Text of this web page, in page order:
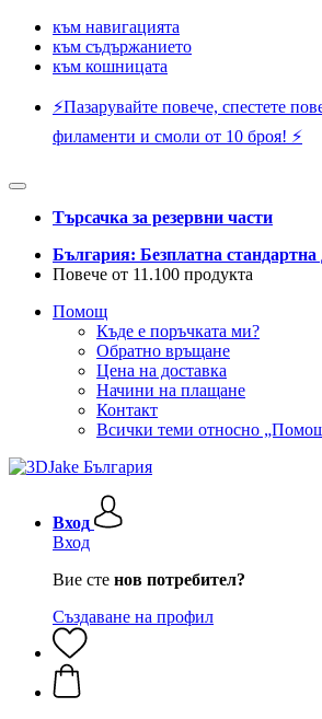
към навигацията
към съдържанието
към кошницата
⚡️Пазарувайте повече, спестете
филаменти и смоли от 10 броя! ⚡️
Търсачка за резервни части
България: Безплатна стандартна
Повече от 11.100 продукта
Помощ
Къде е поръчката ми?
Обратно връщане
Цена на доставка
Начини на плащане
Контакт
Всички теми относно
Вход
Вход
Вие сте нов потребител?
Създаване на профил